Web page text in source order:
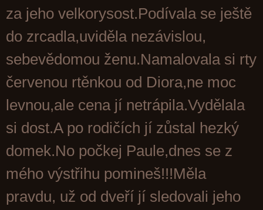
za jeho velkorysost.Podívala se ještě
do zrcadla,uviděla nezávislou,
sebevědomou ženu.Namalovala si rty
červenou rtěnkou od Diora,ne moc
levnou,ale cena jí netrápila.Vydělala
si dost.A po rodičích jí zůstal hezký
domek.No počkej Paule,dnes se z
mého výstřihu pomineš!!!Měla
pravdu, už od dveří jí sledovali jeho